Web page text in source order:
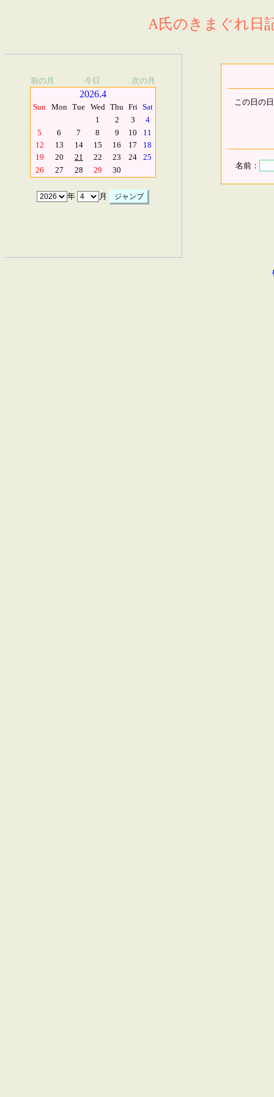
A氏のきまぐれ日
前の月 今日 次の月
2026.4
Sun Mon Tue Wed Thu Fri Sat
1
2 3
4
5
6 7 8 9 10
11
12
13 14 15 16 17
18
19
20 21 22 23 24
25
26
27 28 29 30
年 月
この日の
名前：